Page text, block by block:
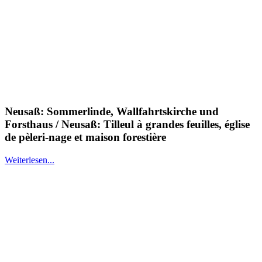
Neusaß: Sommerlinde, Wallfahrtskirche und
Forsthaus / Neusaß: Tilleul à grandes feuilles, église
de pèleri-nage et maison forestière
Weiterlesen...